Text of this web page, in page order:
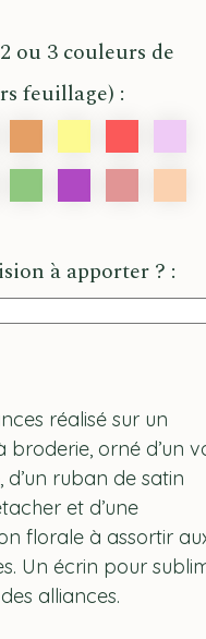
ou 3 couleurs de
feuillage) :
à apporter ? :
réalisé sur un
orné d’un
d’un ruban de satin
et d’une
florale à assortir
Un écrin pour
alliances.